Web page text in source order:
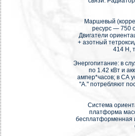
Маршевый
ресурс — 750
Двигатели
+ азотный
414 Н,
Энергопитание: в
по 1.42 кВт и
ампер*часов; в СА
"A." потребляют
Система
платформа
бесплатформенная